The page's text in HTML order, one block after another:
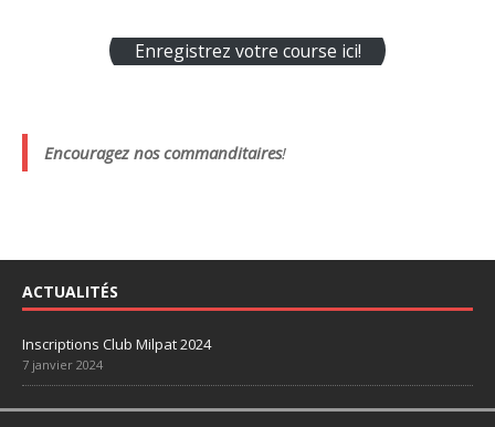
Enregistrez votre course ici!
Encouragez nos commanditaires!
ACTUALITÉS
Inscriptions Club Milpat 2024
7 janvier 2024